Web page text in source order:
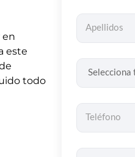
en
este
todo